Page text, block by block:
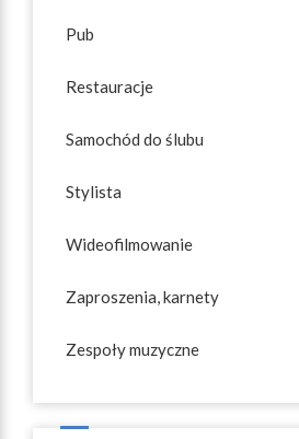
Pub
Restauracje
Samochód do ślubu
Stylista
Wideofilmowanie
Zaproszenia, karnety
Zespoły muzyczne